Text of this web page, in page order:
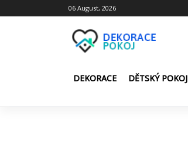
to
06 August, 2026
DEKORACE DĚTSKÝ POKOJ